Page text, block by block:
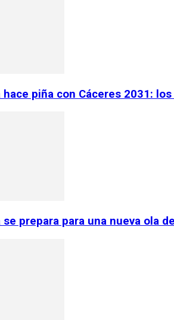
hace piña con Cáceres 2031:
se prepara para una nueva ola